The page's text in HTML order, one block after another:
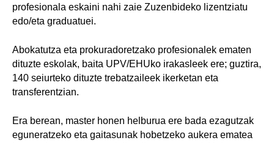
profesionala eskaini nahi zaie Zuzenbideko lizentziatu
edo/eta graduatuei.
Abokatutza eta prokuradoretzako profesionalek ematen
dituzte eskolak, baita UPV/EHUko irakasleek ere; guztira,
140 seiurteko dituzte trebatzaileek ikerketan eta
transferentzian.
Era berean, master honen helburua ere bada ezagutzak
eguneratzeko eta gaitasunak hobetzeko aukera ematea